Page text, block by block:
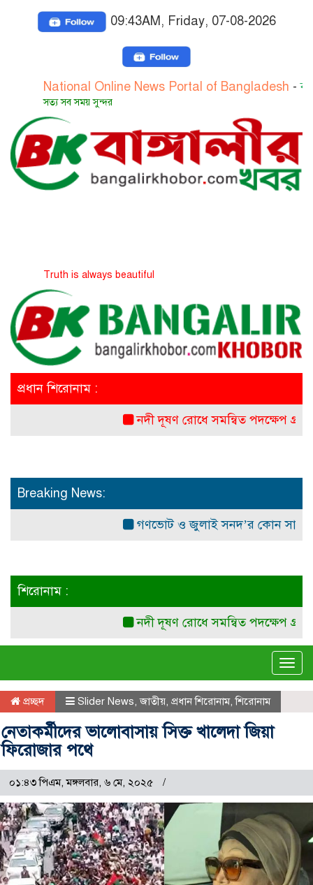
09:43AM, Friday, 07-08-2026
Online News Portal of Bangladesh-
সব সময় সুন্দর
is always beautiful
প্রধান শিরোনাম :
নদী দূষণ রোধে সমন্বিত পদক্ষেপ গ্রহণে
Breaking News:
গণভোট ও জুলাই সনদ’র কোন
শিরোনাম :
নদী দূষণ রোধে সমন্বিত পদক্ষেপ গ্রহণে
প্রচ্ছদ Slider News,জাতীয়, প্রধান শিরোনাম,শিরোনাম
নেতাকর্মীদের ভালোবাসায় সিক্ত খালেদা জিয়া
ফিরোজার পথে
০১:৪৩ পিএম, মঙ্গলবার, ৬ মে, ২০২৫